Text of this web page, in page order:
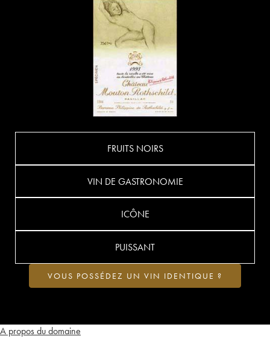
A propos du domaine
FRUITS NOIRS
VIN DE GASTRONOMIE
ICÔNE
PUISSANT
VOUS POSSÉDEZ UN VIN IDENTIQUE ?